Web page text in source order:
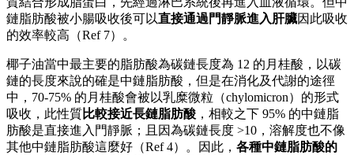
鏈脂肪酸被小腸吸收後可以直接通過門靜脈進入肝臟因此吸收
的效率較高（Ref 7）。
椰子油當中最主要的脂肪酸為碳鏈長度為 12 的月桂酸，以碳
鏈的長度來說的確是中鏈脂肪酸，但是在消化及代謝的途徑
中，70-75% 的月桂酸會被以乳糜微粒（chylomicron）的形式
吸收，此性質比較接近長鏈脂肪酸 ，相較之下 95% 的中鏈脂
肪酸是直接進入門靜脈；且因為碳鏈長度 >10，溶解度也不像
其他中鏈脂肪酸這麼好（Ref 4）。因此， 各種中鏈脂肪酸的